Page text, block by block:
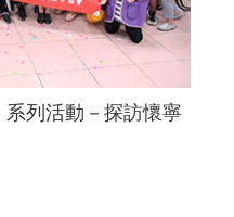
系列活動－探訪懷寧